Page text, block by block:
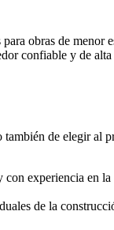
obras de menor
confiable y de
de elegir al
experiencia en
de la